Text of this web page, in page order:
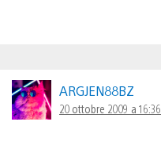
ARGJEN88BZ
20 ottobre 2009 a 16:36